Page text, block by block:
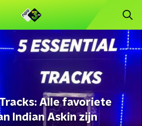
Alle favoriete
Indian Askin zijn